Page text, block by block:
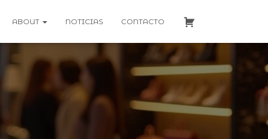
ABOUT NOTICIAS CONTACTO